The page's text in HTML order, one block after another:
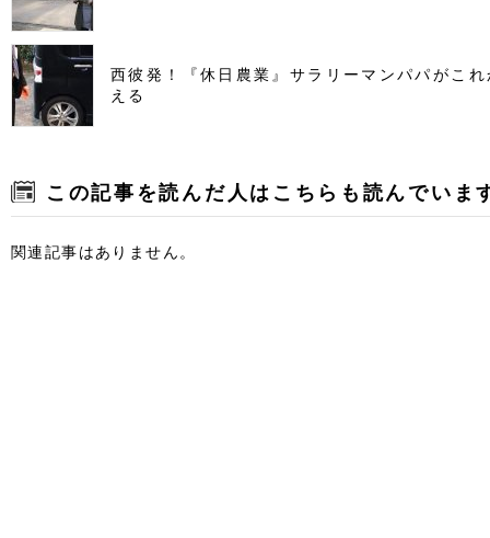
西彼発！『休日農業』サラリーマンパパがこ
える
この記事を読んだ人はこちらも読んでいま
関連記事はありません。